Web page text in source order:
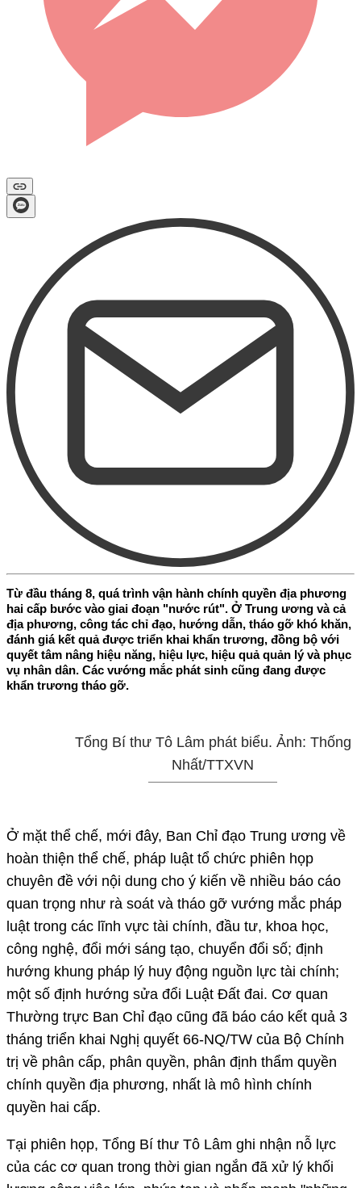
Từ đầu tháng 8, quá trình vận hành chính quyền địa phương
hai cấp bước vào giai đoạn "nước rút". Ở Trung ương và cả
địa phương, công tác chỉ đạo, hướng dẫn, tháo gỡ khó khăn,
đánh giá kết quả được triển khai khẩn trương, đồng bộ với
quyết tâm nâng hiệu năng, hiệu lực, hiệu quả quản lý và phục
vụ nhân dân. Các vướng mắc phát sinh cũng đang được
khẩn trương tháo gỡ.
Tổng Bí thư Tô Lâm phát biểu. Ảnh: Thống
Nhất/TTXVN
Ở mặt thể chế, mới đây, Ban Chỉ đạo Trung ương về
hoàn thiện thể chế, pháp luật tổ chức phiên họp
chuyên đề với nội dung cho ý kiến về nhiều báo cáo
quan trọng như rà soát và tháo gỡ vướng mắc pháp
luật trong các lĩnh vực tài chính, đầu tư, khoa học,
công nghệ, đổi mới sáng tạo, chuyển đổi số; định
hướng khung pháp lý huy động nguồn lực tài chính;
một số định hướng sửa đổi Luật Đất đai. Cơ quan
Thường trực Ban Chỉ đạo cũng đã báo cáo kết quả 3
tháng triển khai Nghị quyết 66-NQ/TW của Bộ Chính
trị về phân cấp, phân quyền, phân định thẩm quyền
chính quyền địa phương, nhất là mô hình chính
quyền hai cấp.
Tại phiên họp, Tổng Bí thư Tô Lâm ghi nhận nỗ lực
của các cơ quan trong thời gian ngắn đã xử lý khối